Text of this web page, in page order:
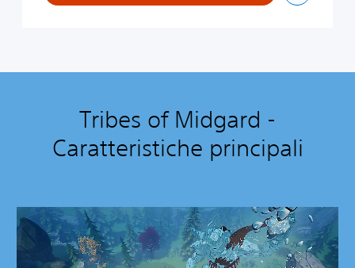
Tribes of Midgard -
Caratteristiche principali